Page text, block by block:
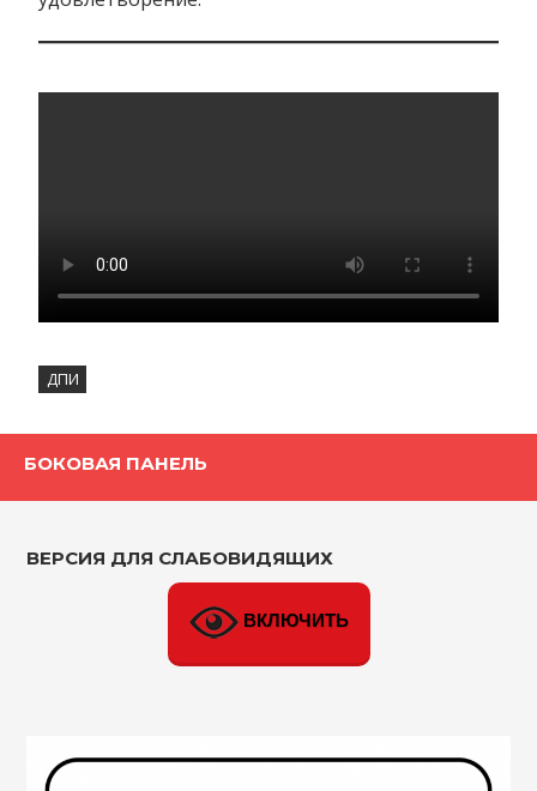
ДПИ
БОКОВАЯ ПАНЕЛЬ
ВЕРСИЯ ДЛЯ СЛАБОВИДЯЩИХ
ВКЛЮЧИТЬ